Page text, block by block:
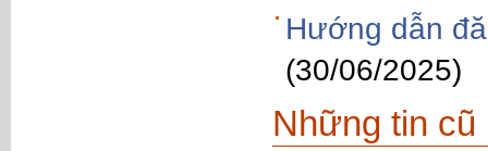
Hướng dẫn
(30/06/2025)
Những tin cũ